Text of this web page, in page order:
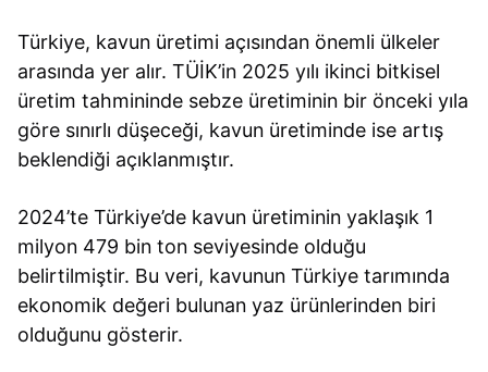
Türkiye, kavun üretimi açısından önemli ülkeler
arasında yer alır. TÜİK’in 2025 yılı ikinci bitkisel
üretim tahmininde sebze üretiminin bir önceki yıla
göre sınırlı düşeceği, kavun üretiminde ise artış
beklendiği açıklanmıştır.
2024’te Türkiye’de kavun üretiminin yaklaşık 1
milyon 479 bin ton seviyesinde olduğu
belirtilmiştir. Bu veri, kavunun Türkiye tarımında
ekonomik değeri bulunan yaz ürünlerinden biri
olduğunu gösterir.